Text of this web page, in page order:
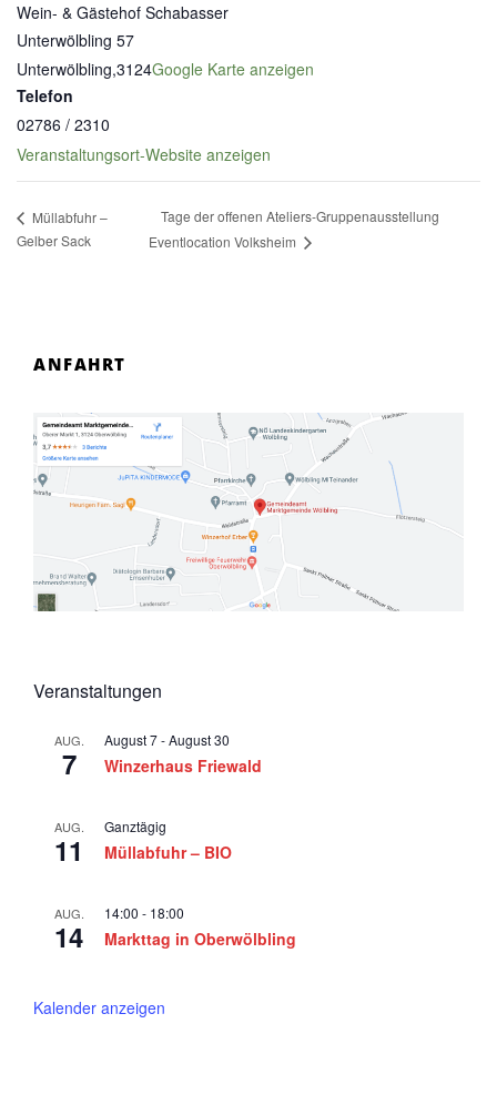
Wein- & Gästehof Schabasser
Unterwölbling 57
Unterwölbling,3124Google Karte anzeigen
Telefon
02786 / 2310
Veranstaltungsort-Website anzeigen
Müllabfuhr –
Gelber Sack
Tage der offenen Ateliers-Gruppenausstellung
Eventlocation Volksheim
ANFAHRT
Veranstaltungen
AUG.
7
August 7-August 30
Winzerhaus Friewald
AUG.
11
Ganztägig
Müllabfuhr – BIO
AUG.
14
14:00 - 18:00
Markttag in Oberwölbling
Kalender anzeigen